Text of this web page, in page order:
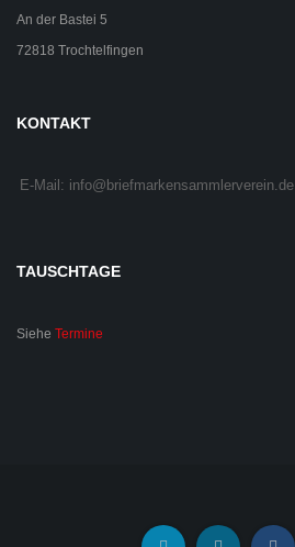
An der Bastei 5
72818 Trochtelfingen
KONTAKT
E-Mail: info@briefmarkensammlerverein.de
TAUSCHTAGE
Siehe Termine